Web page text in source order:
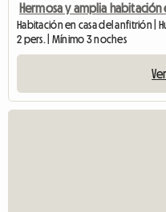
Hermosa y amplia habitación
Habitación en casa del anfitrión |
2 pers. | Mínimo 3 noches